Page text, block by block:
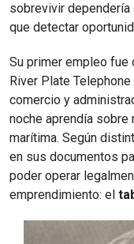
sobrevivir dependería
que detectar
Su primer empleo fue
River Plate
comercio y
noche aprendía
marítima. Según
en sus documentos
poder operar
emprendimiento: el